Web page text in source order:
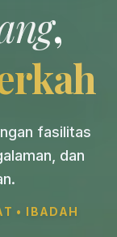
,
fasilitas
dan
• IBADAH